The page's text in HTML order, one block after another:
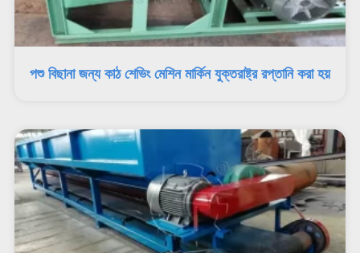
পশু বিছানা জন্য কাঠ শেভিং মেশিন মার্কিন যুক্তরাষ্ট্র রপ্তানি করা হয়